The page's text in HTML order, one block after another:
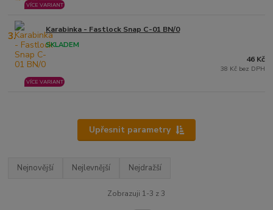
VÍCE VARIANT
3. Karabinka - Fastlock Snap C-01 BN/0
SKLADEM
VÍCE VARIANT
46 Kč
38 Kč bez DPH
Upřesnit parametry
Nejnovější Nejlevnější Nejdražší
Zobrazuji 1-3 z 3